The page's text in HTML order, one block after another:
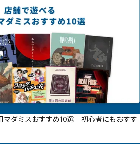
マダミスおすすめ10選｜初心者にもおすす